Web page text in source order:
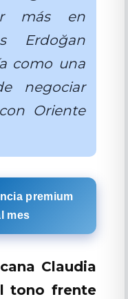
más en
Erdoğan
como una
negociar
Oriente
premium
mes
Claudia
tono frente